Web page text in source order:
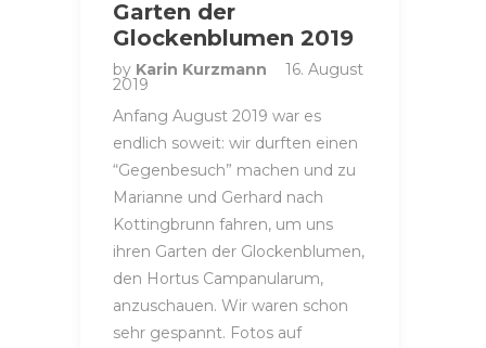
Garten der
Glockenblumen 2019
by Karin Kurzmann 16. August
2019
Anfang August 2019 war es
endlich soweit: wir durften einen
“Gegenbesuch” machen und zu
Marianne und Gerhard nach
Kottingbrunn fahren, um uns
ihren Garten der Glockenblumen,
den Hortus Campanularum,
anzuschauen. Wir waren schon
sehr gespannt. Fotos auf